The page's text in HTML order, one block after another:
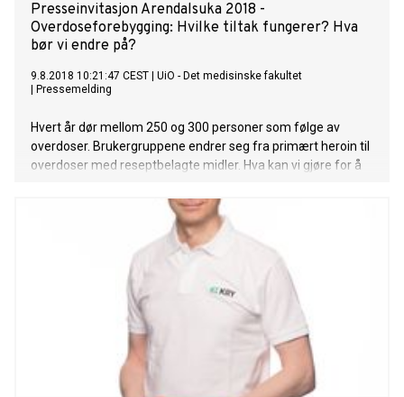
Presseinvitasjon Arendalsuka 2018 -
Overdoseforebygging: Hvilke tiltak fungerer? Hva
bør vi endre på?
9.8.2018 10:21:47 CEST
UiO - Det medisinske fakultet
Pressemelding
Hvert år dør mellom 250 og 300 personer som følge av
overdoser. Brukergruppene endrer seg fra primært heroin til
overdoser med reseptbelagte midler. Hva kan vi gjøre for å